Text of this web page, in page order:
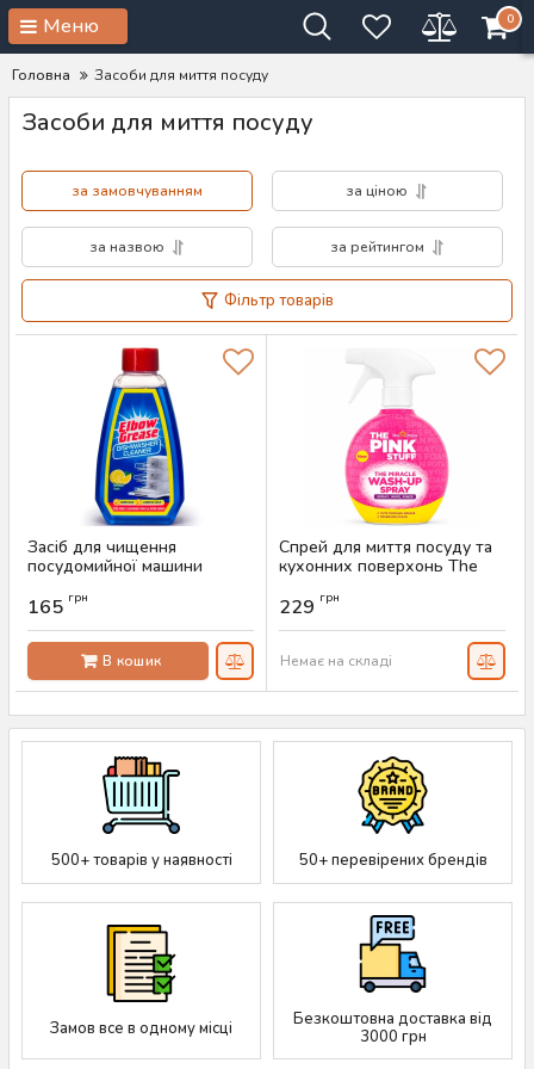
Меню 0
Головна Засоби для миття посуду
Засоби для миття посуду
за замовчуванням за ціною
за назвою за рейтингом
Фільтр товарів
Засіб для чищення
посудомийної машини
Артикул:
165 грн
В кошик
Спрей для миття посуду та
кухонних поверхонь The
500 мл
Артикул:AS-00528
229 грн
Немає на складі
500+ товарів у наявності 50+ перевірених брендів
Замов все в одному місці
Безкоштовна доставка від
3000 грн